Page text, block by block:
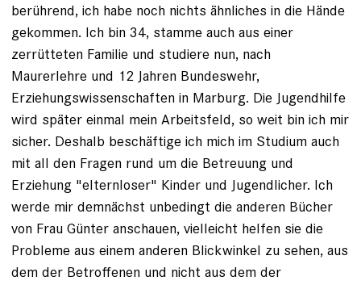
berührend, ich habe noch nichts ähnliches in die Hände
gekommen. Ich bin 34, stamme auch aus einer
zerrütteten Familie und studiere nun, nach
Maurerlehre und 12 Jahren Bundeswehr,
Erziehungswissenschaften in Marburg. Die Jugendhilfe
wird später einmal mein Arbeitsfeld, so weit bin ich mir
sicher. Deshalb beschäftige ich mich im Studium auch
mit all den Fragen rund um die Betreuung und
Erziehung "elternloser" Kinder und Jugendlicher. Ich
werde mir demnächst unbedingt die anderen Bücher
von Frau Günter anschauen, vielleicht helfen sie die
Probleme aus einem anderen Blickwinkel zu sehen, aus
dem der Betroffenen und nicht aus dem der